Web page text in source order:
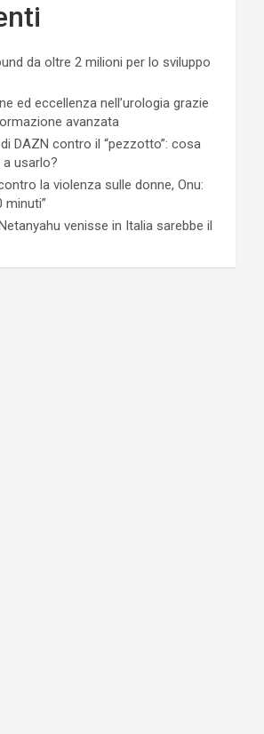
da oltre 2 milioni per lo sviluppo
ed eccellenza nell’urologia grazie
avanzata
DAZN contro il “pezzotto”: cosa
usarlo?
la violenza sulle donne, Onu:
minuti”
venisse in Italia sarebbe il